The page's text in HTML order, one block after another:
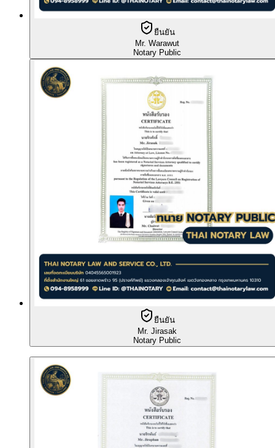
ยืนยัน
Mr. Warawut
Notary Public
ยืนยัน
Mr. Jirasak
Notary Public